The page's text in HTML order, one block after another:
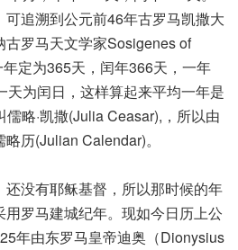
追溯到公元前46年古罗马凯撒大
罗马天文学家Sosigenes of
定为365天，闰年366天，一年
天为闰日，这样算起来平均一年是
略·凯撒(Julia Ceasar),，所以由
历(Julian Calendar)。
没有耶稣基督，所以那时候的年
罗马建城纪年。现如今日历上公
年由东罗马皇帝迪奥（Dionysius